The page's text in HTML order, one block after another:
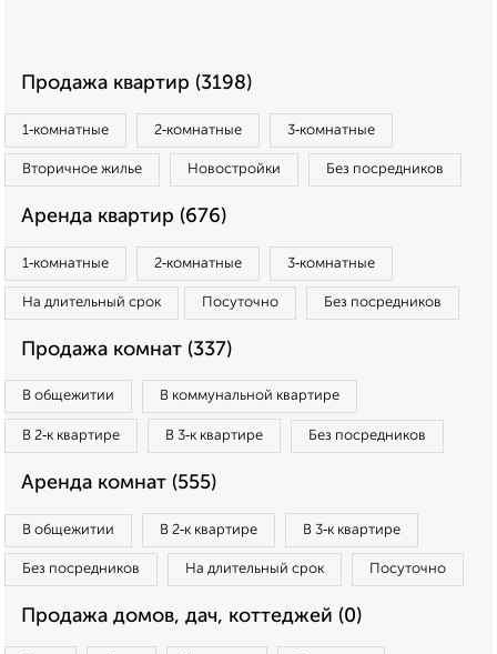
Продажа квартир (3198)
1‑комнатные 2‑комнатные 3‑комнатные
Вторичное жилье Новостройки Без посредников
Аренда квартир (676)
1‑комнатные 2‑комнатные 3‑комнатные
На длительный срок Посуточно Без посредников
Продажа комнат (337)
В общежитии В коммунальной квартире
В 2‑к квартире В 3‑к квартире Без посредников
Аренда комнат (555)
В общежитии В 2‑к квартире В 3‑к квартире
Без посредников На длительный срок Посуточно
Продажа домов, дач, коттеджей (0)